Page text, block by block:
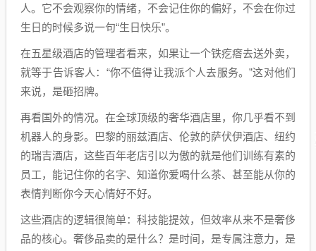
人。它不会观察你的情绪，不会记住你的偏好，不会在你过
生日的时候多说一句“生日快乐”。
在五星级酒店的管理者看来，如果让一个铁疙瘩去送外卖，
就等于告诉客人：“你不值得让我派个人去服务。”这对他们
来说，是砸招牌。
再看国外的情况。在全球顶级的奢华酒店里，你几乎看不到
机器人的身影。巴黎的丽兹酒店、伦敦的萨伏伊酒店、纽约
的瑞吉酒店，这些百年老店引以为傲的就是他们训练有素的
员工，能记住你的名字、知道你爱喝什么茶、甚至能从你的
表情判断你今天心情好不好。
这些酒店的逻辑很简单：科技能提效，但效率从来不是奢侈
品的核心。奢侈品卖的是什么？是时间，是专属注意力，是